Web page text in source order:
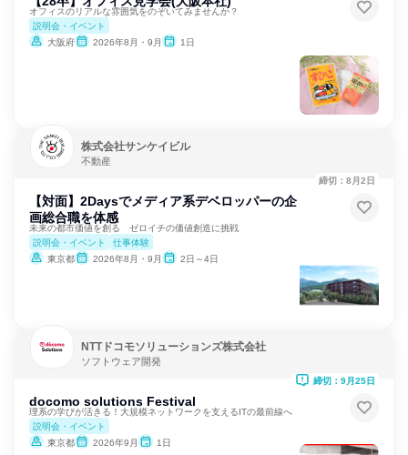
オフィスのリアルな雰囲気をのぞいてみませんか？
説明会・イベント
大阪府
2026年8月・9月 1日
株式会社サンケイビル
不動産
【対面】2Daysでメディア系デベロッパーの企
画総合職を体感
未来の都市価値を創る ゼロイチの価値創造に挑戦
説明会・イベント
仕事体験
東京都
2026年8月・9月 2日～4日
締切：8月2日
NTTドコモソリューションズ株式会社
ソフトウェア開発
docomo solutions Festival
理系の学びが活きる！大規模ネットワークを支えるITの最前線へ
説明会・イベント
東京都
2026年9月 1日
締切：9月25日